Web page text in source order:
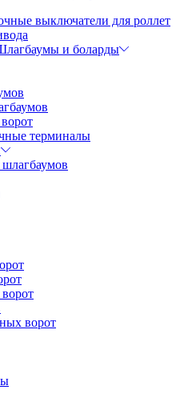
выключатели для роллет
и боларды
терминалы
ворот